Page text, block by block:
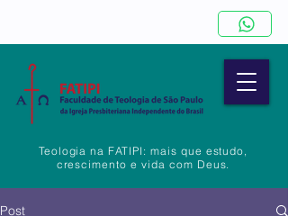
Teologia na FATIPI: mais que estudo,
crescimento e vida com Deus.
Post